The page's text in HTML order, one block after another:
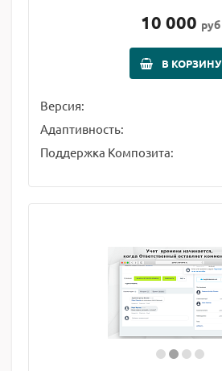
10 000 руб
В КОРЗИНУ
Версия:
Адаптивность:
Поддержка Композита: